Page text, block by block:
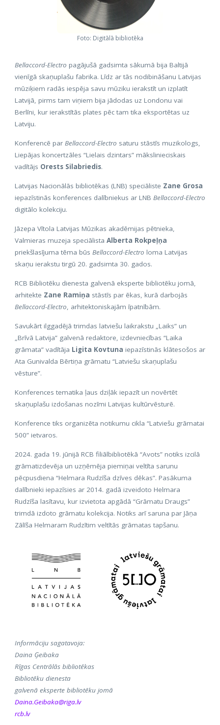
Foto: Digitālā bibliotēka
Bellaccord-Electro pagājušā gadsimta sākumā bija Baltijā
vienīgā skaņuplašu fabrika. Līdz ar tās nodibināšanu Latvijas
mūziķiem radās iespēja savu mūziku ierakstīt un izplatīt
Latvijā, pirms tam viņiem bija jādodas uz Londonu vai
Berlīni, kur ierakstītās plates pēc tam tika eksportētas uz
Latviju.
Konferencē par Bellaccord-Electro saturu stāstīs muzikologs,
Liepājas koncertzāles “Lielais dzintars” mākslinieciskais
vadītājs Orests Silabriedis.
Latvijas Nacionālās bibliotēkas (LNB) speciāliste Zane Grosa
iepazīstinās konferences dalībniekus ar LNB Bellaccord-Electro
digitālo kolekciju.
Jāzepa Vītola Latvijas Mūzikas akadēmijas pētnieka,
Valmieras muzeja speciālista Alberta Rokpeļņa
priekšlasījuma tēma būs Bellaccord-Electro loma Latvijas
skaņu ierakstu tirgū 20. gadsimta 30. gados.
RCB Bibliotēku dienesta galvenā eksperte bibliotēku jomā,
arhitekte Zane Ramiņa stāstīs par ēkas, kurā darbojās
Bellaccord-Electro, arhitektoniskajām īpatnībām.
Savukārt ilggadējā trimdas latviešu laikrakstu „Laiks” un
„Brīvā Latvija” galvenā redaktore, izdevniecības “Laika
grāmata” vadītāja Ligita Kovtuna iepazīstinās klātesošos ar
Ata Gunivalda Bērtiņa grāmatu “Latviešu skaņuplašu
vēsture”.
Konferences tematika ļaus dziļāk iepazīt un novērtēt
skaņuplašu izdošanas nozīmi Latvijas kultūrvēsturē.
Konference tiks organizēta notikumu cikla “Latviešu grāmatai
500” ietvaros.
2024. gada 19. jūnijā RCB filiālbibliotēkā “Avots” notiks izcilā
grāmatizdevēja un uzņēmēja piemiņai veltīta sarunu
pēcpusdiena “Helmara Rudzīša dzīves dēkas”. Pasākuma
dalībnieki iepazīsies ar 2014. gadā izveidoto Helmara
Rudzīša lasītavu, kur izvietota apgādā “Grāmatu Draugs”
trimdā izdoto grāmatu kolekcija. Notiks arī saruna par Jāņa
Zālīša Helmaram Rudzītim veltītās grāmatas tapšanu.
Informāciju sagatavoja:
Daina Ģeibaka
Rīgas Centrālās bibliotēkas
Bibliotēku dienesta
galvenā eksperte bibliotēku jomā
Daina.Geibaka@riga.lv
rcb.lv